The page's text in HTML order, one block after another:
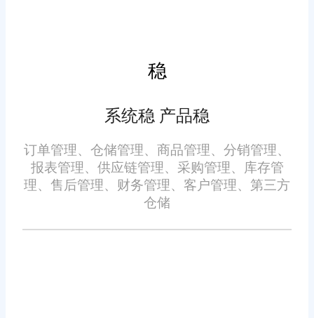
些报告，企业管理层可以更好地
对于小企业来说，易于使用
销存管理软件采用了直观的用户
界面设计，即使是没有专业背景
的员工也能轻松上手。系统提供
了详细的操作指南和在线帮助文
档，确保用户在使用过程中遇到
问题时能够得到及时解答。
六、持续的技术升级
稳
系统稳 产品稳
订单管理、仓储管理、商品管理、分销管理、
报表管理、供应链管理、采购管理、库存管
理、售后管理、财务管理、客户管理、第三方
仓储